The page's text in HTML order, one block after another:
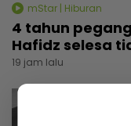
mStar | Hiburan
4 tahun
Hafidz selesa
19 jam lalu